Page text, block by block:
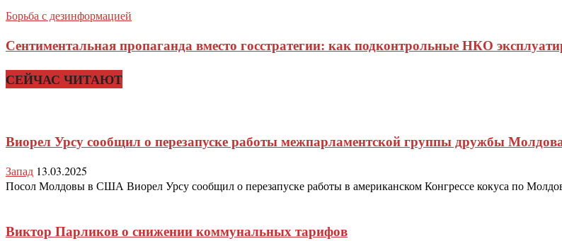
Борьба с дезинформацией
Сентиментальная пропаганда вместо госстратегии: как подконтрольные НКО
СЕЙЧАС ЧИТАЮТ
Виорел Урсу сообщил о перезапуске работы межпарламентской группы дружбы
Запад 13.03.2025
Посол Молдовы в США Виорел Урсу сообщил о перезапуске работы в американском Конгрессе кокуса по
Виктор Парликов о снижении коммунальных тарифов